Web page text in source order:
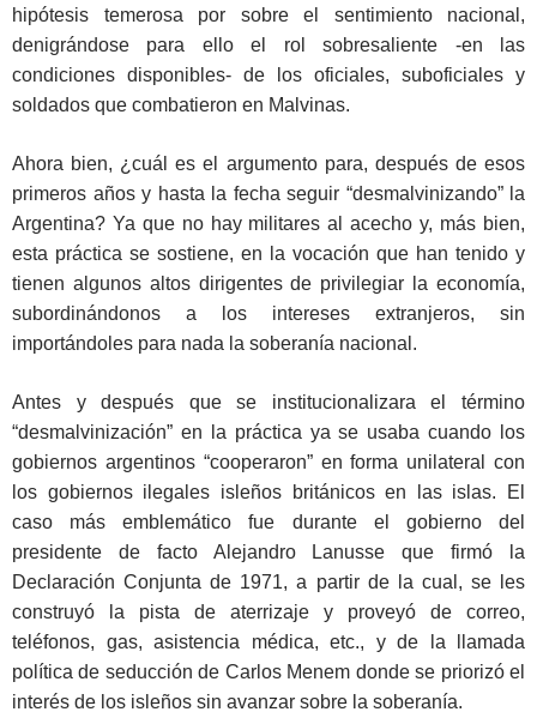
hipótesis temerosa por sobre el sentimiento nacional,
denigrándose para ello el rol sobresaliente -en las
condiciones disponibles- de los oficiales, suboficiales y
soldados que combatieron en Malvinas.
Ahora bien, ¿cuál es el argumento para, después de esos
primeros años y hasta la fecha seguir “desmalvinizando” la
Argentina? Ya que no hay militares al acecho y, más bien,
esta práctica se sostiene, en la vocación que han tenido y
tienen algunos altos dirigentes de privilegiar la economía,
subordinándonos a los intereses extranjeros, sin
importándoles para nada la soberanía nacional.
Antes y después que se institucionalizara el término
“desmalvinización” en la práctica ya se usaba cuando los
gobiernos argentinos “cooperaron” en forma unilateral con
los gobiernos ilegales isleños británicos en las islas. El
caso más emblemático fue durante el gobierno del
presidente de facto Alejandro Lanusse que firmó la
Declaración Conjunta de 1971, a partir de la cual, se les
construyó la pista de aterrizaje y proveyó de correo,
teléfonos, gas, asistencia médica, etc., y de la llamada
política de seducción de Carlos Menem donde se priorizó el
interés de los isleños sin avanzar sobre la soberanía.